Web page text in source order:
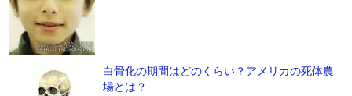
白骨化の期間はどのくらい？アメリカの死体農
場とは？